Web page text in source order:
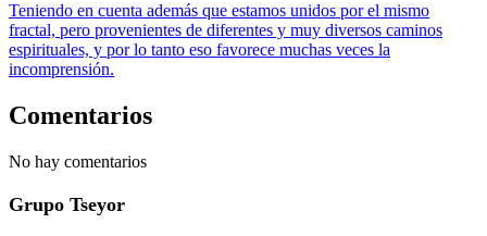
Teniendo en cuenta además que estamos unidos por el mismo
fractal, pero provenientes de diferentes y muy diversos caminos
espirituales, y por lo tanto eso favorece muchas veces la
incomprensión.
Comentarios
No hay comentarios
Grupo Tseyor